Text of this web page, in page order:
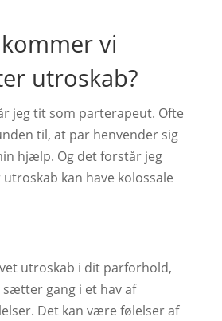
vi
utroskab?
jeg tit som parterapeut. Ofte
til, at par henvender sig
hjælp. Og det forstår jeg
kan have kolossale
utroskab i dit parforhold,
sætter gang i et hav af
Det kan være følelser af